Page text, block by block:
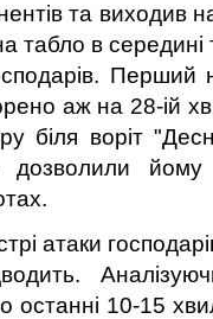
та виходив
табло в
Перший
аж на 28-ій
біля воріт
дозволили
атаки
останні 10-15